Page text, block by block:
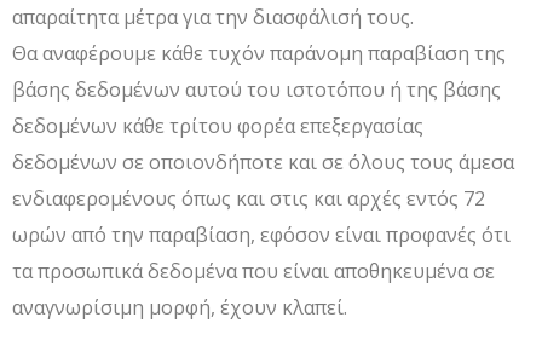
απαραίτητα μέτρα για την διασφάλισή τους.
Θα αναφέρουμε κάθε τυχόν παράνομη παραβίαση της
βάσης δεδομένων αυτού του ιστοτόπου ή της βάσης
δεδομένων κάθε τρίτου φορέα επεξεργασίας
δεδομένων σε οποιονδήποτε και σε όλους τους άμεσα
ενδιαφερομένους όπως και στις και αρχές εντός 72
ωρών από την παραβίαση, εφόσον είναι προφανές ότι
τα προσωπικά δεδομένα που είναι αποθηκευμένα σε
αναγνωρίσιμη μορφή, έχουν κλαπεί.